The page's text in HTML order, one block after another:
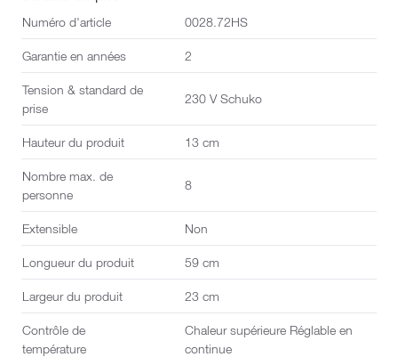
Numéro d'article 0028.72HS
Garantie en années 2
Tension & standard de
prise
230 V Schuko
Hauteur du produit 13 cm
Nombre max. de
personne
8
Extensible Non
Longueur du produit 59 cm
Largeur du produit 23 cm
Contrôle de
température
Chaleur supérieure Réglable en
continue